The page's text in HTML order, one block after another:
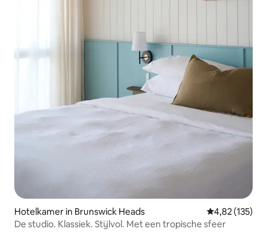
Hotelkamer in Brunswick Heads Gemiddelde
4,82 (135)
De studio. Klassiek. Stijlvol. Met een tropische sfeer